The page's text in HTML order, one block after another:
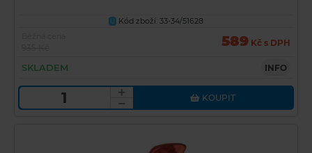
U
Kód zboží: 33-34/51628
589 Kč s DPH
SKLADEM INFO
KOUPIT